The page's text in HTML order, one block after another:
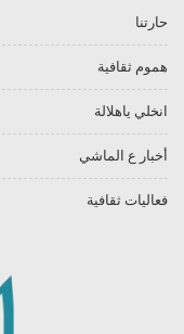
حارتنا
هموم ثقافية
انخلي ياهلالة
أخبار ع الماشي
فعاليات ثقافية